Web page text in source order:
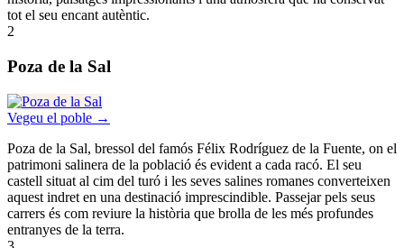
tot el seu encant autèntic.
2
Poza de la Sal
Vegeu el poble →
Poza de la Sal, bressol del famós Félix Rodríguez de la Fuente, on el
patrimoni salinera de la població és evident a cada racó. El seu
castell situat al cim del turó i les seves salines romanes converteixen
aquest indret en una destinació imprescindible. Passejar pels seus
carrers és com reviure la història que brolla de les més profundes
entranyes de la terra.